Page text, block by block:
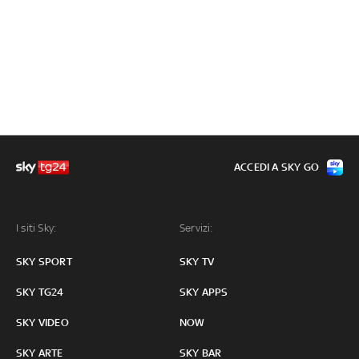
I siti Sky:
SKY SPORT
SKY TG24
SKY VIDEO
SKY ARTE
Servizi:
SKY TV
SKY APPS
NOW
SKY BAR
ACCEDI A SKY GO